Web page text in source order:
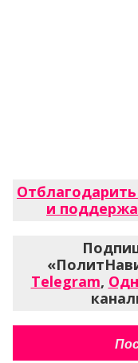
и
Telegram,